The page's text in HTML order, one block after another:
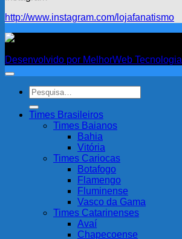
http://www.instagram.com/lojafanatismo
Desenvolvido por MelhorWeb Tecnologia
Pesquisar
por:
Times Brasileiros
Times Baianos
Bahia
Vitória
Times Cariocas
Botafogo
Flamengo
Fluminense
Vasco da Gama
Times Catarinenses
Avaí
Chapecoense